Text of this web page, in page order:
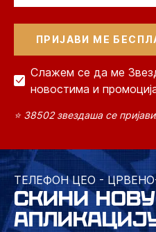
Слажем се да ме
новостима и
⭐ 38502 звездаша се
ТЕЛЕФОН ЦЕО -
СКИНИ НОВУ